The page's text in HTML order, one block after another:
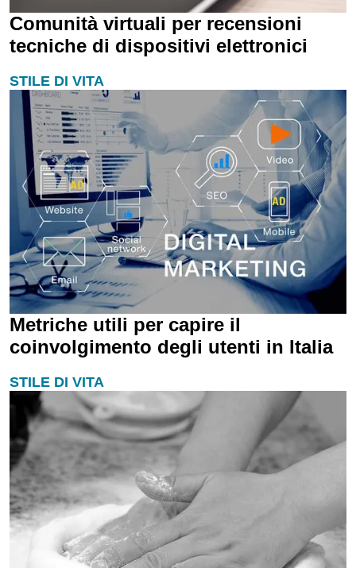
Comunità virtuali per recensioni
tecniche di dispositivi elettronici
STILE DI VITA
Metriche utili per capire il
coinvolgimento degli utenti in Italia
STILE DI VITA